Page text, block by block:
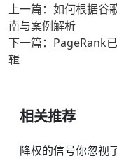
上一篇：如何根据谷
南与案例解析
下一篇：PageRank
辑
相关推荐
降权的信号你忽视